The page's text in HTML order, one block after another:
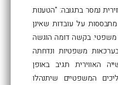
נמסר בתגובה: "הטענות
על עובדות שאינן
משפטי. בקשה דומה הוגשה
משפטיות ונדחתה
האווירית תגיב באופן
המשפטיים שיתנהלו